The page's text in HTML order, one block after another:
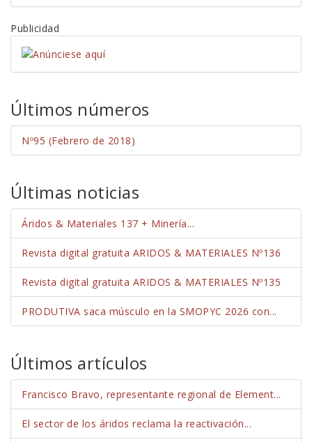
Publicidad
Últimos números
Nº95 (Febrero de 2018)
Últimas noticias
Áridos & Materiales 137 + Minería...
Revista digital gratuita ARIDOS & MATERIALES Nº136
Revista digital gratuita ARIDOS & MATERIALES Nº135
PRODUTIVA saca músculo en la SMOPYC 2026 con...
Últimos artículos
Francisco Bravo, representante regional de Element...
El sector de los áridos reclama la reactivación...